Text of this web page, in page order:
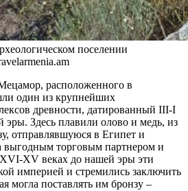
поселении
расположенного в
один из крупнейших
древности, датированный III-I
эры. Здесь плавили олово и медь, из
отправлявшуюся в Египет и
торговым партнером и
XV веках до нашей эры эти
империей и стремились заключить
могла поставлять им бронзу –